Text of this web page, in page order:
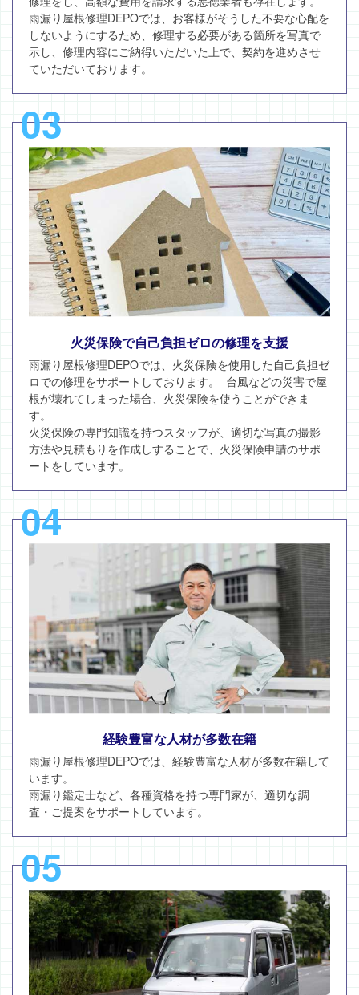
雨漏り屋根修理DEPOでは、お客様がそうした不要な心配を
しないようにするため、修理する必要がある箇所を写真で
示し、修理内容にご納得いただいた上で、契約を進めさせ
ていただいております。
03
火災保険で自己負担ゼロの修理を支援
雨漏り屋根修理DEPOでは、火災保険を使用した自己負担ゼ
ロでの修理をサポートしております。 台風などの災害で屋
根が壊れてしまった場合、火災保険を使うことができま
す。
火災保険の専門知識を持つスタッフが、適切な写真の撮影
方法や見積もりを作成しすることで、火災保険申請のサポ
ートをしています。
04
経験豊富な人材が多数在籍
雨漏り屋根修理DEPOでは、経験豊富な人材が多数在籍して
います。
雨漏り鑑定士など、各種資格を持つ専門家が、適切な調
査・ご提案をサポートしています。
05